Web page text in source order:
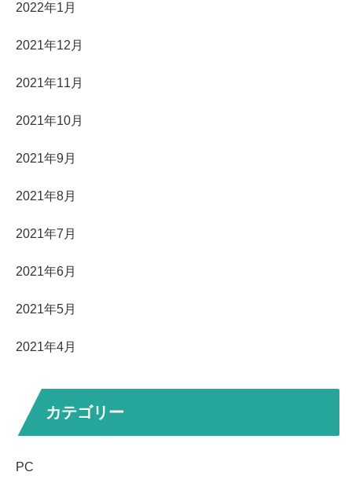
2022年1月
2021年12月
2021年11月
2021年10月
2021年9月
2021年8月
2021年7月
2021年6月
2021年5月
2021年4月
カテゴリー
PC